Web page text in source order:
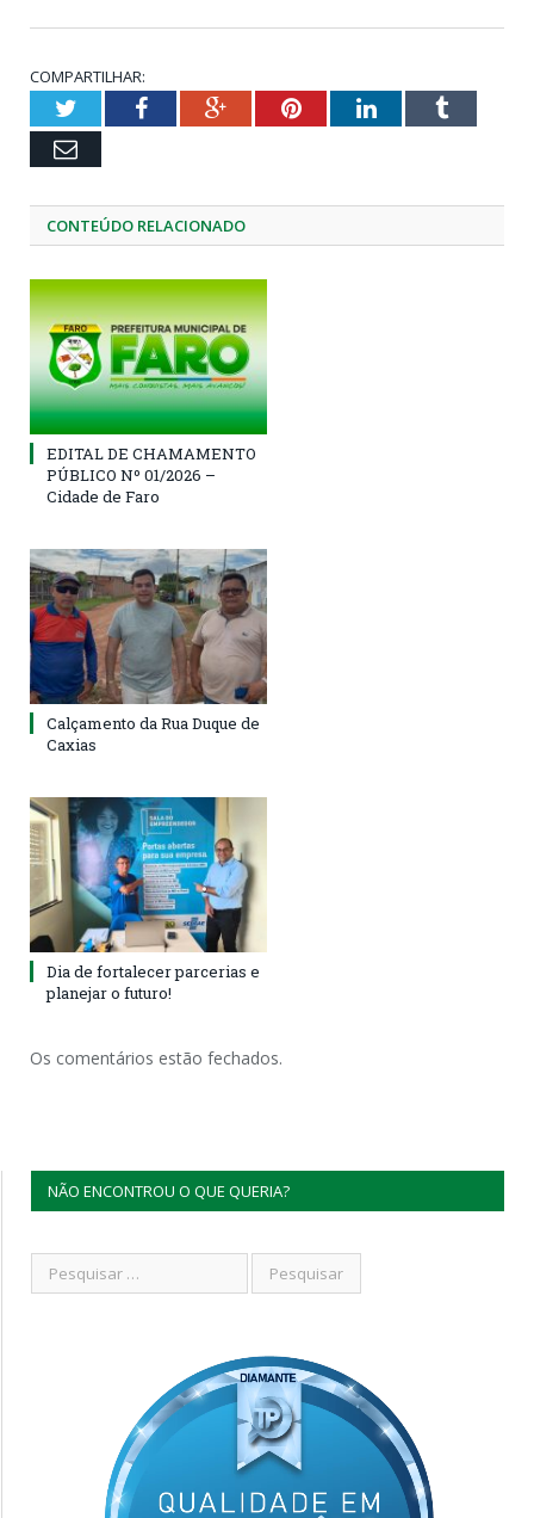
COMPARTILHAR:
TwitterFacebookGoogle+PinterestLinkedInTumblr
Email
CONTEÚDO RELACIONADO
EDITAL DE CHAMAMENTO
PÚBLICO Nº 01/2026 –
Cidade de Faro
Calçamento da Rua Duque de
Caxias
Dia de fortalecer parcerias e
planejar o futuro!
Os comentários estão fechados.
NÃO ENCONTROU O QUE QUERIA?